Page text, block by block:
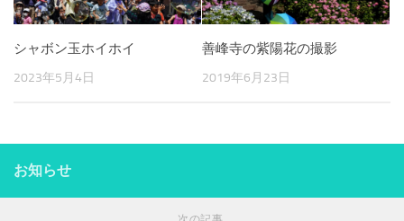
シャボン玉ホイホイ
2023年5月4日
善峰寺の紫陽花の撮影
2019年6月23日
お知らせ